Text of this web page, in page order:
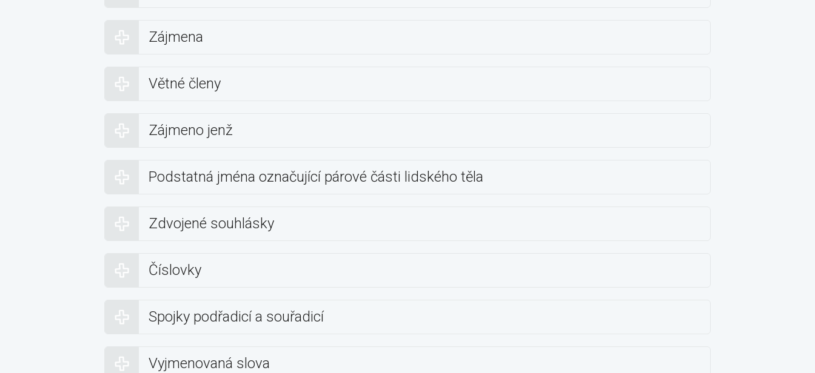
Zájmena
Větné členy
Zájmeno jenž
Podstatná jména označující párové části lidského těla
Zdvojené souhlásky
Číslovky
Spojky podřadicí a souřadicí
Vyjmenovaná slova